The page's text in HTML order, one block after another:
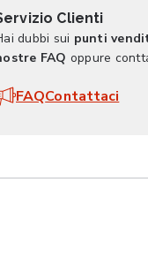
Clienti
dubbi sui punti
FAQ oppure
FAQContattaci